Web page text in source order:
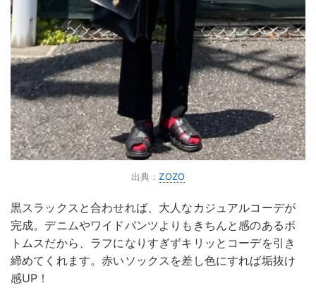
出典：ZOZO
黒スラックスと合わせれば、大人なカジュアルコーデが
完成。デニムやワイドパンツよりもきちんと感のあるボ
トムスだから、ラフになりすぎずキリッとコーデを引き
締めてくれます。赤いソックスを差し色にすれば垢抜け
感UP！